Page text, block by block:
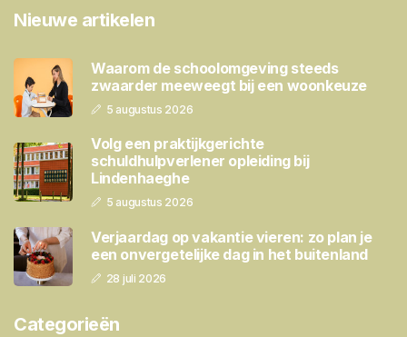
Nieuwe artikelen
Waarom de schoolomgeving steeds
zwaarder meeweegt bij een woonkeuze
5 augustus 2026
Volg een praktijkgerichte
schuldhulpverlener opleiding bij
Lindenhaeghe
5 augustus 2026
Verjaardag op vakantie vieren: zo plan je
een onvergetelijke dag in het buitenland
28 juli 2026
Categorieën